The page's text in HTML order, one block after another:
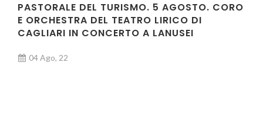
PASTORALE DEL TURISMO. 5 AGOSTO. CORO
E ORCHESTRA DEL TEATRO LIRICO DI
CAGLIARI IN CONCERTO A LANUSEI
04 Ago, 22